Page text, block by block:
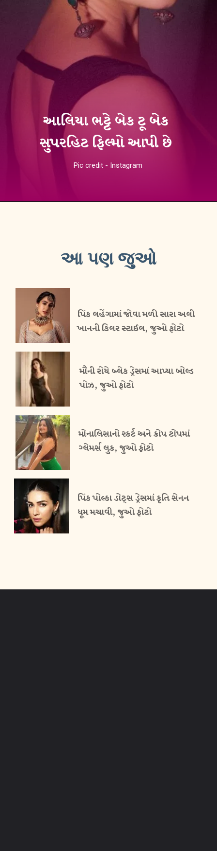
આલિયા ભટ્ટે બેક ટૂ બેક
સુપરહિટ ફિલ્મો આપી છે
Pic credit - Instagram
આ પણ જુઓ
પિંક પોલ્કા ડોટ્સ ડ્રેસમાં કૃતિ સેનન
ધૂમ મચાવી, જુઓ ફોટો
મોનાલિસાનો સ્કર્ટ અને ક્રોપ ટોપમાં
ગ્લેમર્સ લુક, જુઓ ફોટો
મૌની રોયે બ્લેક ડ્રેસમાં આપ્યા બોલ્ડ
પોઝ, જુઓ ફોટો
પિંક લહેંગામાં જોવા મળી સારા અલી
ખાનની કિલર સ્ટાઈલ, જુઓ ફોટો